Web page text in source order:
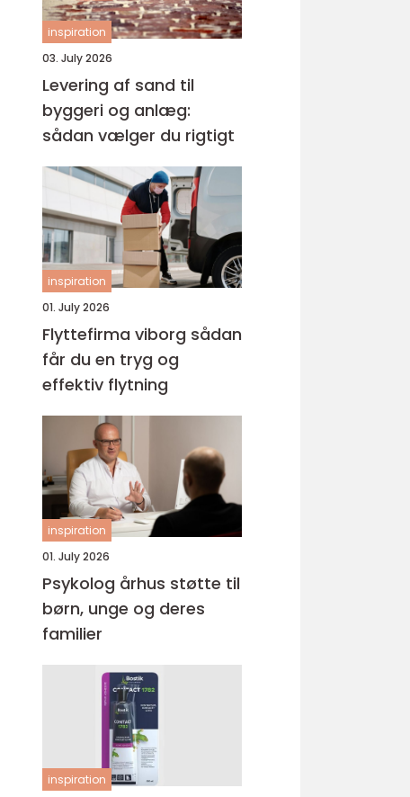
inspiration
03. July 2026
Levering af sand til
byggeri og anlæg:
sådan vælger du rigtigt
inspiration
01. July 2026
Flyttefirma viborg sådan
får du en tryg og
effektiv flytning
inspiration
01. July 2026
Psykolog århus støtte til
børn, unge og deres
familier
inspiration